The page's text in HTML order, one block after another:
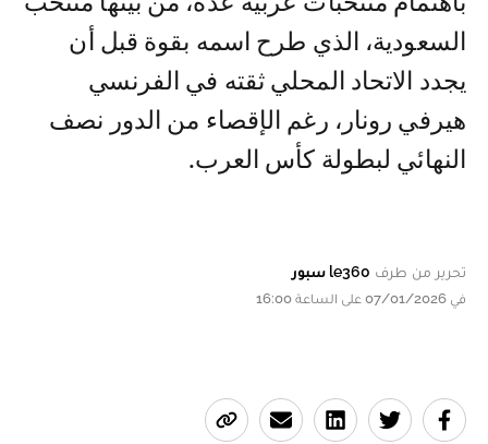
السعودية، الذي طرح اسمه بقوة قبل أن
يجدد الاتحاد المحلي ثقته في الفرنسي
هيرفي رونار، رغم الإقصاء من الدور نصف
النهائي لبطولة كأس العرب.
تحرير من طرف le360 سبور
في 07/01/2026 على الساعة 16:00